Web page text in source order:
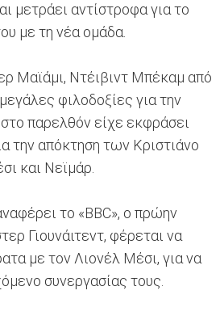
μετράει αντίστροφα για το
με τη νέα ομάδα.
Μαϊάμι, Ντέιβιντ Μπέκαμ από
φιλοδοξίες για την
παρελθόν είχε εκφράσει
την απόκτηση των Κριστιάνο
και Νεϊμάρ.
το «BBC», ο πρώην
Γιουνάιτεντ, φέρεται να
με τον Λιονέλ Μέσι, για να
συνεργασίας τους.